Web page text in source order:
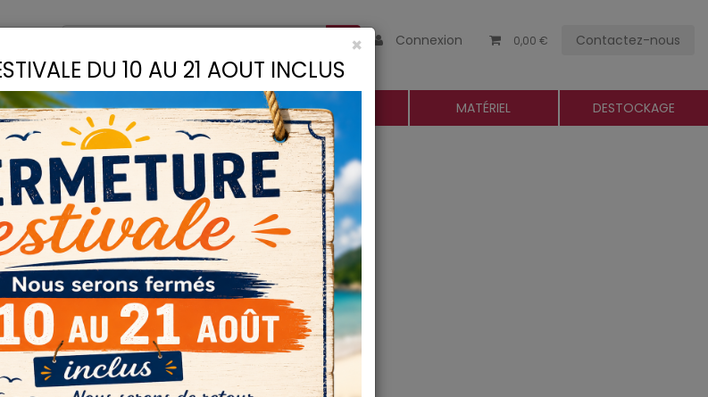
Connexion 0,00 € Contactez-nous
LIANTS COLLES DROGUERIE MATÉRIEL DESTOCKAGE
×
DU 10 AU 21 AOUT INCLUS